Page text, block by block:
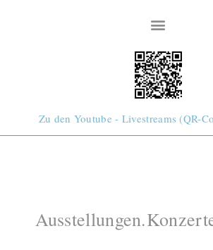
Zu den Youtube - Livestreams (QR-